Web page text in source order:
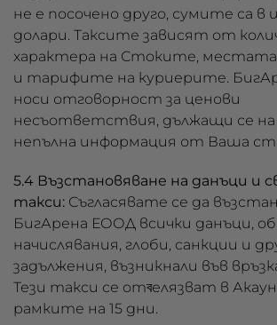
не е посочено друго, сумите са в
долари. Таксите зависят от
характера на Стоките, местата
и тарифите на куриерите.
носи отговорност за ценови
несъответствия, дължащи се на
непълна информация от Ваша
5.4 Възстановяване на данъци и
такси: Съгласявате се да
БигАрена ЕООД всички данъци,
начислявания, глоби, санкции и
задължения, възникнали във
Тези такси се отবелязват в
рамките на 15 дни.